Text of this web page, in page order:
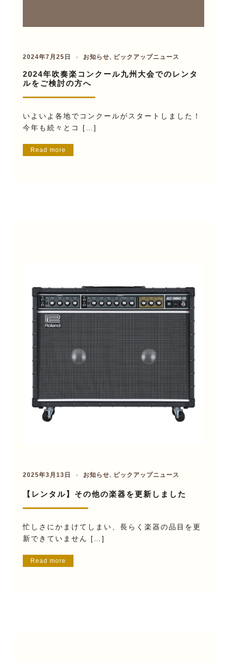
2024年7月25日 お知らせ, ピックアップニュース
2024年吹奏楽コンクール九州大会でのレンタ
ルをご検討の方へ
いよいよ各地でコンクールがスタートしました！
今年も続々とコ […]
Read more
2025年3月13日 お知らせ, ピックアップニュース
【レンタル】その他の楽器を更新しました
忙しさにかまけてしまい、長らく楽器の品目を更
新できていません […]
Read more